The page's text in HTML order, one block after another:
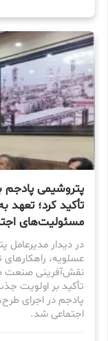
پتروشیمی
تأکید کرد؛
مسئولیت‌های
در دیدار مدیرعامل
عسلویه،
نقش‌آفرینی صنعت
تأکید بر اولویت
پادجم در اجرای
اجتماعی شد.